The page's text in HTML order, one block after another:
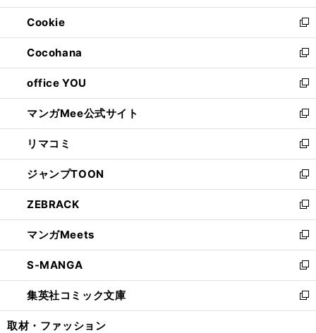
開
く
ウ
で
開
く
ン
ド
ウ
で
開
く
ウ
ィ
ン
ド
ウ
で
開
く
Cookie
新
し
い
ウ
ィ
ン
ド
ウ
で
開
く
Cocohana
新
し
い
ウ
ィ
ン
ド
ウ
で
開
く
office YOU
新
し
い
ウ
ィ
ン
ド
ウ
で
開
く
マンガMee公式サイト
新
し
い
ウ
ィ
ン
ド
ウ
で
開
く
リマコミ
新
し
い
ウ
ィ
ン
ド
ウ
で
開
く
ジャンプTOON
新
し
い
ウ
ィ
ン
ド
ウ
で
開
ZEBRACK
新
し
い
ウ
ィ
ン
ド
ウ
マンガMeets
新
し
い
ウ
ィ
ン
S-MANGA
新
し
い
ウ
集英社コミック文庫
新
し
取材・ファッション